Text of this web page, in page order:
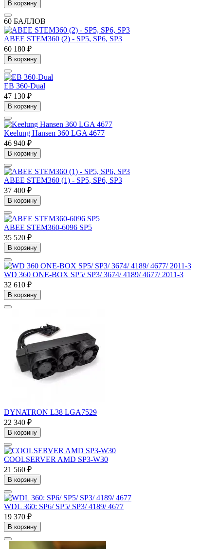
В корзину
60 БАЛЛОВ
ABEE STEM360 (2) - SP5, SP6, SP3
60 180 ₽
В корзину
EB 360-Dual
47 130 ₽
В корзину
Keelung Hansen 360 LGA 4677
46 940 ₽
В корзину
ABEE STEM360 (1) - SP5, SP6, SP3
37 400 ₽
В корзину
ABEE STEM360-6096 SP5
35 520 ₽
В корзину
WD 360 ONE-BOX SP5/ SP3/ 3674/ 4189/ 4677/ 2011-3
32 610 ₽
В корзину
DYNATRON L38 LGA7529
22 340 ₽
В корзину
COOLSERVER AMD SP3-W30
21 560 ₽
В корзину
WDL 360: SP6/ SP5/ SP3/ 4189/ 4677
19 370 ₽
В корзину